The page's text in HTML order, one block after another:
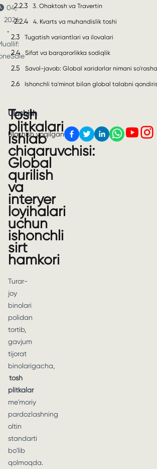
04,
2026
•
Tosh
plitkalari
ishlab
chiqaruvchisi:
Global
qurilish
va
interyer
loyihalari
uchun
ishonchli
sirt
hamkori
Turar-
joy
binolari
polidan
tortib,
gavjum
tijorat
binolarigacha,
tosh
plitkalar
me'moriy
pardozlashning
oltin
standarti
bo'lib
qolmoqda.
2.2.3 3. Ohaktosh va Travertin
2.2.4 4. Kvarts va muhandislik toshi
2.3 Tugatish variantlari va ilovalari
2.4 Sifat va barqarorlikka sodiqlik
2.5 Savol-javob: Global xaridorlar nimani
2.6 Ishonchli ta'minot bilan global talabni
Ulashish
Ulashish yoqilgan